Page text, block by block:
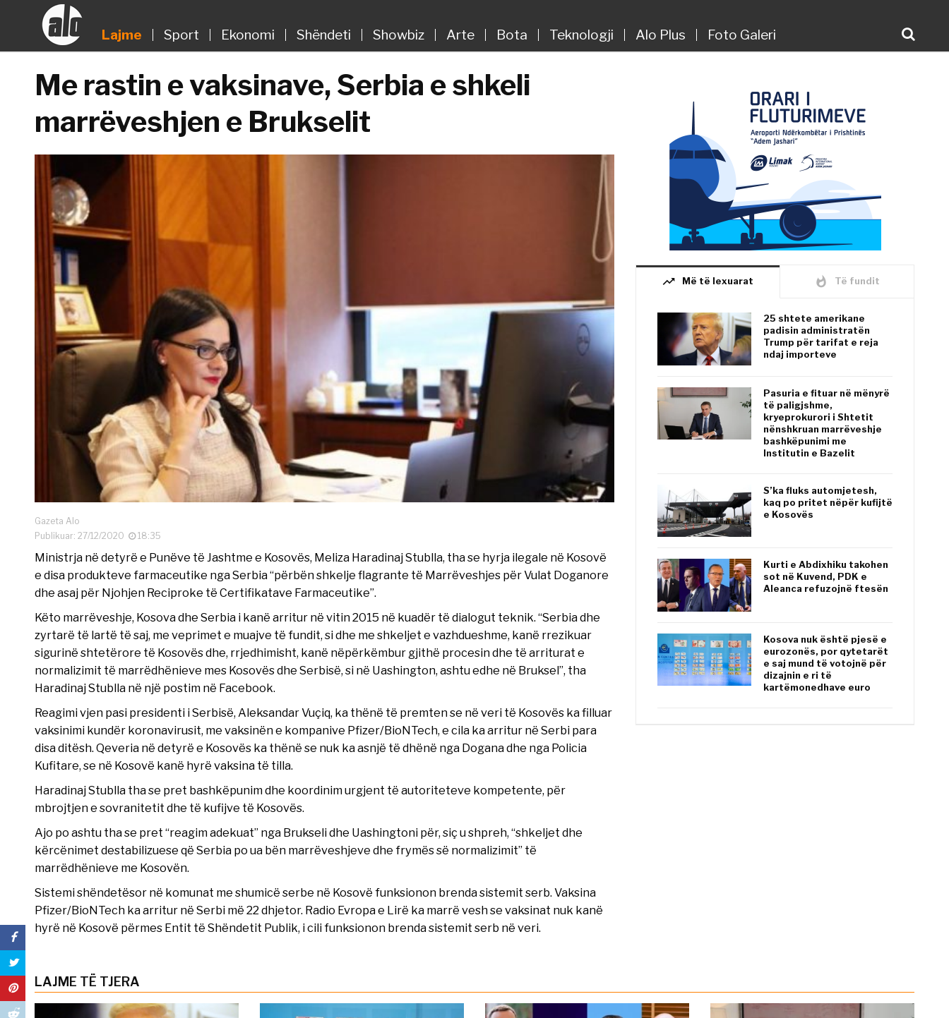
Lajme Sport Ekonomi Shëndeti Showbiz Arte Bota Teknologji Alo Plus Foto Galeri
Me rastin e vaksinave, Serbia e shkeli
marrëveshjen e Brukselit
Gazeta Alo
Publikuar: 27/12/2020
18:35
Ministrja në detyrë e Punëve të Jashtme e Kosovës, Meliza Haradinaj Stublla, tha se hyrja ilegale në Kosovë
e disa produkteve farmaceutike nga Serbia “përbën shkelje flagrante të Marrëveshjes për Vulat Doganore
dhe asaj për Njohjen Reciproke të Certifikatave Farmaceutike”.
Këto marrëveshje, Kosova dhe Serbia i kanë arritur në vitin 2015 në kuadër të dialogut teknik. “Serbia dhe
zyrtarë të lartë të saj, me veprimet e muajve të fundit, si dhe me shkeljet e vazhdueshme, kanë rrezikuar
sigurinë shtetërore të Kosovës dhe, rrjedhimisht, kanë nëpërkëmbur gjithë procesin dhe të arriturat e
normalizimit të marrëdhënieve mes Kosovës dhe Serbisë, si në Uashington, ashtu edhe në Bruksel”, tha
Haradinaj Stublla në një postim në Facebook.
Reagimi vjen pasi presidenti i Serbisë, Aleksandar Vuçiq, ka thënë të premten se në veri të Kosovës ka filluar
vaksinimi kundër koronavirusit, me vaksinën e kompanive Pfizer/BioNTech, e cila ka arritur në Serbi para
disa ditësh. Qeveria në detyrë e Kosovës ka thënë se nuk ka asnjë të dhënë nga Dogana dhe nga Policia
Kufitare, se në Kosovë kanë hyrë vaksina të tilla.
Haradinaj Stublla tha se pret bashkëpunim dhe koordinim urgjent të autoriteteve kompetente, për
mbrojtjen e sovranitetit dhe të kufijve të Kosovës.
Ajo po ashtu tha se pret “reagim adekuat” nga Brukseli dhe Uashingtoni për, siç u shpreh, “shkeljet dhe
kërcënimet destabilizuese që Serbia po ua bën marrëveshjeve dhe frymës së normalizimit” të
marrëdhënieve me Kosovën.
Sistemi shëndetësor në komunat me shumicë serbe në Kosovë funksionon brenda sistemit serb. Vaksina
Pfizer/BioNTech ka arritur në Serbi më 22 dhjetor. Radio Evropa e Lirë ka marrë vesh se vaksinat nuk kanë
hyrë në Kosovë përmes Entit të Shëndetit Publik, i cili funksionon brenda sistemit serb në veri.
trending_up Më të lexuarat whatshot Të fundit
25 shtete amerikane
padisin administratën
Trump për tarifat e reja
ndaj importeve
Pasuria e fituar në mënyrë
të paligjshme,
kryeprokurori i Shtetit
nënshkruan marrëveshje
bashkëpunimi me
Institutin e Bazelit
S’ka fluks automjetesh,
kaq po pritet nëpër kufijtë
e Kosovës
Kurti e Abdixhiku takohen
sot në Kuvend, PDK e
Aleanca refuzojnë ftesën
Kosova nuk është pjesë e
eurozonës, por qytetarët
e saj mund të votojnë për
dizajnin e ri të
kartëmonedhave euro
LAJME TË TJERA